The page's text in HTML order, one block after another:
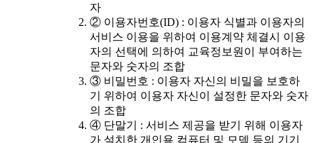
자
② 이용자번호(ID) : 이용자 식별과 이용자의
서비스 이용을 위하여 이용계약 체결시 이용
자의 선택에 의하여 교육정보원이 부여하는
문자와 숫자의 조합
③ 비밀번호 : 이용자 자신의 비밀을 보호하
기 위하여 이용자 자신이 설정한 문자와 숫자
의 조합
④ 단말기 : 서비스 제공을 받기 위해 이용자
가 설치한 개인용 컴퓨터 및 모뎀 등의 기기